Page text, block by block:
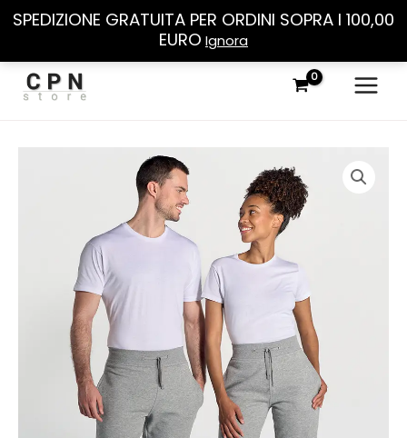
SPEDIZIONE GRATUITA PER ORDINI SOPRA I 100,00
EURO Ignora
Vai
contenuto